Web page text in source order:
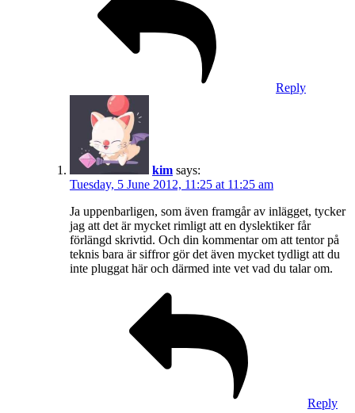
Reply
kim says:
Tuesday, 5 June 2012, 11:25 at 11:25 am
Ja uppenbarligen, som även framgår av inlägget, tycker
jag att det är mycket rimligt att en dyslektiker får
förlängd skrivtid. Och din kommentar om att tentor på
teknis bara är siffror gör det även mycket tydligt att du
inte pluggat här och därmed inte vet vad du talar om.
Reply